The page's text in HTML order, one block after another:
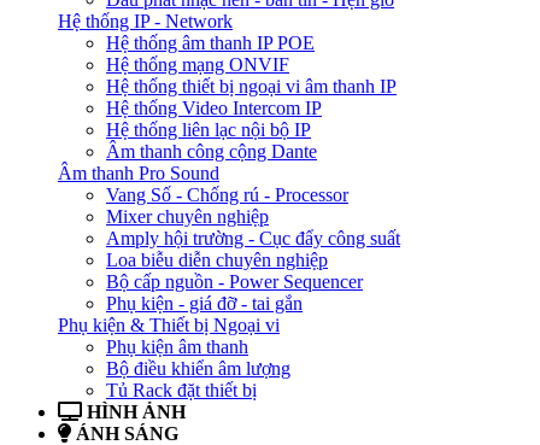
Hệ thống IP - Network
Hệ thống âm thanh IP POE
Hệ thống mạng ONVIF
Hệ thống thiết bị ngoại vi âm thanh IP
Hệ thống Video Intercom IP
Hệ thống liên lạc nội bộ IP
Âm thanh công cộng Dante
Âm thanh Pro Sound
Vang Số - Chống rú - Processor
Mixer chuyên nghiệp
Amply hội trường - Cục đẩy công suất
Loa biễu diễn chuyên nghiệp
Bộ cấp nguồn - Power Sequencer
Phụ kiện - giá đỡ - tai gắn
Phụ kiện & Thiết bị Ngoại vi
Phụ kiện âm thanh
Bộ điều khiển âm lượng
Tủ Rack đặt thiết bị
HÌNH ẢNH
ÁNH SÁNG